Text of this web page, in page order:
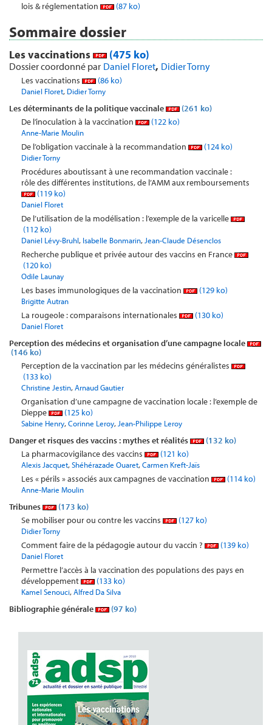
lois & réglementation
(87 ko)
Sommaire dossier
Les vaccinations (475 ko)
Dossier coordonné par Daniel Floret, Didier Torny
Les vaccinations (86 ko)
Daniel Floret, Didier Torny
Les déterminants de la politique vaccinale
(261 ko)
De l’inoculation à la vaccination
(122 ko)
Anne-Marie Moulin
De l’obligation vaccinale à la recommandation (124 ko)
Didier Torny
Procédures aboutissant à une recommandation vaccinale :
rôle des différentes institutions, de l’AMM aux remboursements
(119 ko)
Daniel Floret
De l’utilisation de la modélisation : l’exemple de la varicelle
(112 ko)
Daniel Lévy-Bruhl, Isabelle Bonmarin, Jean-Claude Désenclos
Recherche publique et privée autour des vaccins en France
(120 ko)
Odile Launay
Les bases immunologiques de la vaccination (129 ko)
Brigitte Autran
La rougeole : comparaisons internationales (130 ko)
Daniel Floret
Perception des médecins et organisation d’une campagne locale
(146 ko)
Perception de la vaccination par les médecins généralistes
(133 ko)
Christine Jestin,Arnaud Gautier
Organisation d’une campagne de vaccination locale : l’exemple de
Dieppe
(125 ko)
Sabine Henry,Corinne Leroy, Jean-Philippe Leroy
Danger et risques des vaccins : mythes et réalités
(132 ko)
La pharmacovigilance des vaccins
(121 ko)
Alexis Jacquet,Shéhérazade Ouaret,Carmen Kreft-Jaïs
Les « périls » associés aux campagnes de vaccination (114 ko)
Anne-Marie Moulin
Tribunes
(173 ko)
Se mobiliser pour ou contre les vaccins
(127 ko)
Didier Torny
Comment faire de la pédagogie autour du vaccin ? (139 ko)
Daniel Floret
Permettre l’accès à la vaccination des populations des pays en
développement
(133 ko)
Kamel Senouci,Alfred Da Silva
Bibliographie générale (97 ko)